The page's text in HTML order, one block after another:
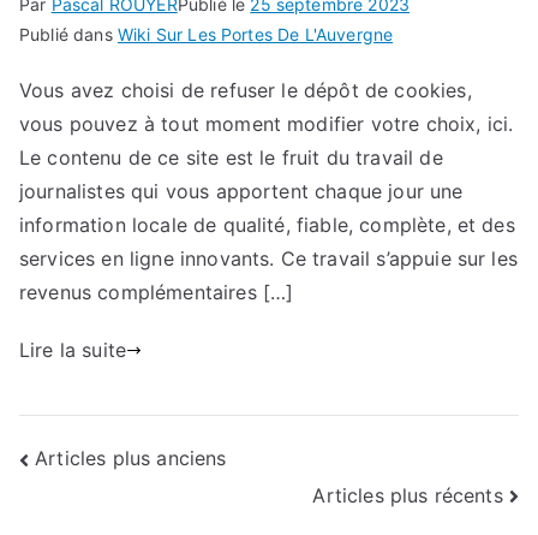
Par Pascal ROUYERPublié le 25 septembre 2023
Publié dans Wiki Sur Les Portes De L'Auvergne
Vous avez choisi de refuser le dépôt de cookies,
vous pouvez à tout moment modifier votre choix, ici.
Le contenu de ce site est le fruit du travail de
journalistes qui vous apportent chaque jour une
information locale de qualité, fiable, complète, et des
services en ligne innovants. Ce travail s’appuie sur les
revenus complémentaires […]
Lire la suite
Navigation
Articles plus anciens
Articles plus récents